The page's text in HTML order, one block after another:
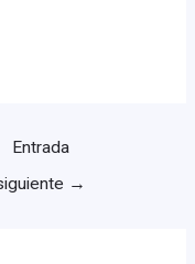
Entrada
→